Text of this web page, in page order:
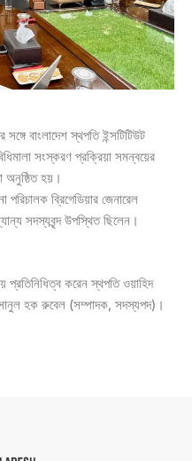
বাংলাদেশ স্থপতি ইন্সটিটিউট
সংস্করণ প্রক্রিয়া সমন্বয়ের
হয়।
ব্রিগেডিয়ার জেনারেল
সদস্যবৃন্দ উপস্থিত ছিলেন।
প্রতিনিধিত্ব করেন স্থপতি ওয়াহিদ
হক রুবেল (সম্পাদক, সদস্যপদ)।